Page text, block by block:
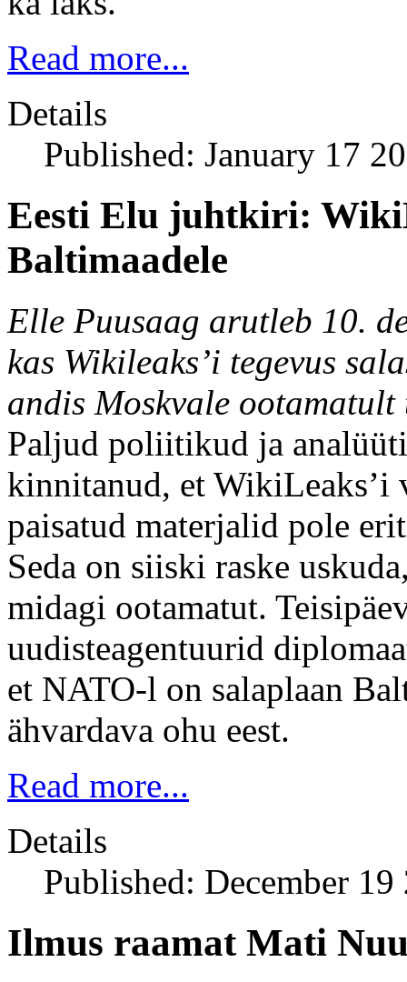
Read more...
Details
Published: January 17
Eesti Elu juhtkiri:
Baltimaadele
Elle Puusaag arutleb 10.
kas Wikileaks’i tegevus
andis Moskvale
Paljud poliitikud ja
kinnitanud, et WikiLeaks’i
paisatud materjalid pole
Seda on siiski raske
midagi ootamatut.
uudisteagentuurid
et NATO-l on salaplaan
ähvardava ohu eest.
Read more...
Details
Published: December 19
Ilmus raamat Mati